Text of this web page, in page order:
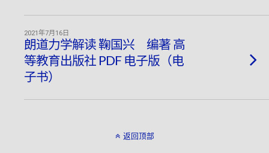
2021年7月16日
朗道力学解读 鞠国兴 编著 高
等教育出版社 PDF 电子版（电
子书）
返回顶部